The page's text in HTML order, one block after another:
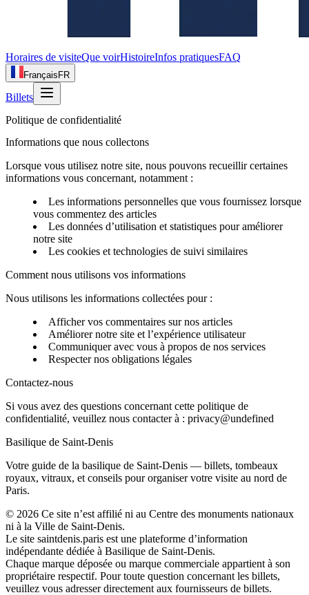
Horaires de visiteQue voirHistoireInfos pratiquesFAQ
Français FR
Billets
Politique de confidentialité
Informations que nous collectons
Lorsque vous utilisez notre site, nous pouvons recueillir certaines
informations vous concernant, notamment :
Les informations personnelles que vous fournissez lorsque
vous commentez des articles
Les données d’utilisation et statistiques pour améliorer
notre site
Les cookies et technologies de suivi similaires
Comment nous utilisons vos informations
Nous utilisons les informations collectées pour :
Afficher vos commentaires sur nos articles
Améliorer notre site et l’expérience utilisateur
Communiquer avec vous à propos de nos services
Respecter nos obligations légales
Contactez-nous
Si vous avez des questions concernant cette politique de
confidentialité, veuillez nous contacter à : privacy@undefined
Basilique de Saint‑Denis
Votre guide de la basilique de Saint‑Denis — billets, tombeaux
royaux, vitraux, et conseils pour organiser votre visite au nord de
Paris.
© 2026 Ce site n’est affilié ni au Centre des monuments nationaux
ni à la Ville de Saint‑Denis.
Le site saintdenis.paris est une plateforme d’information
indépendante dédiée à Basilique de Saint‑Denis.
Chaque marque déposée ou marque commerciale appartient à son
propriétaire respectif. Pour toute question concernant les billets,
veuillez vous adresser directement aux fournisseurs de billets.